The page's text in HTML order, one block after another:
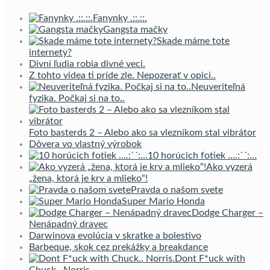
Fanynky .::.::.
Gangsta mačky
Skade máme tote
internety?
Divní ľudia robia divné veci.
Z tohto videa ti príde zle. Nepozerať v opici..
Neuveriteľná
fyzika. Počkaj si na to..
Foto basterds 2 – Alebo ako sa vlezníkom stal vibrátor
Dôvera vo vlastný výrobok
10 horúcich fotiek ….:`´:…
Ako vyzerá
„žena, ktorá je krv a mlieko“!
Pravda o našom svete
Super Mario Honda
Dodge Charger –
Nenápadný dravec
Darwinova evolúcia v skratke a bolestivo
Barbeque, skok cez prekážky a breakdance
Dont F*uck with